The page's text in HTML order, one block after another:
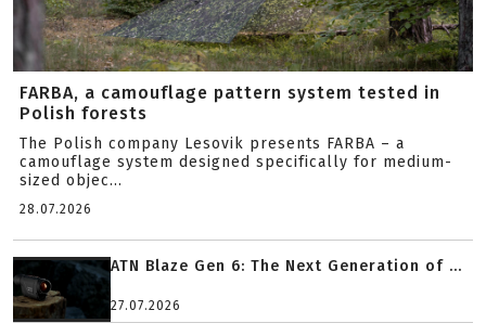
FARBA, a camouflage pattern system tested in
Polish forests
The Polish company Lesovik presents FARBA – a
camouflage system designed specifically for medium-
sized objec...
28.07.2026
ATN Blaze Gen 6: The Next Generation of ...
27.07.2026